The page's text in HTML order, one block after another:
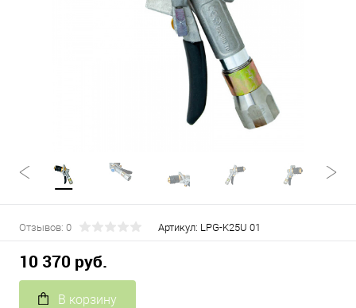
Отзывов: 0 Артикул: LPG-K25U 01
10 370 руб.
В корзину